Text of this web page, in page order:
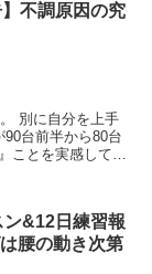
】不調原因の究
台前半から80台
ことを実感してき
ン&12日練習報
腰の動き次第